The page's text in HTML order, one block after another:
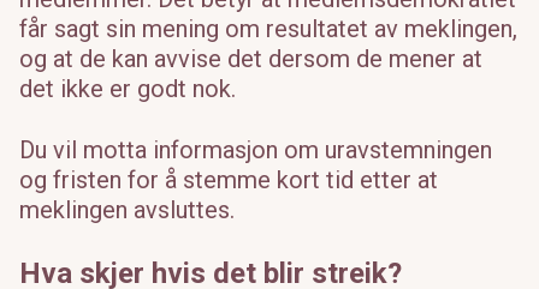
får sagt sin mening om resultatet av meklingen,
og at de kan avvise det dersom de mener at
det ikke er godt nok.
Du vil motta informasjon om uravstemningen
og fristen for å stemme kort tid etter at
meklingen avsluttes.
Hva skjer hvis det blir streik?